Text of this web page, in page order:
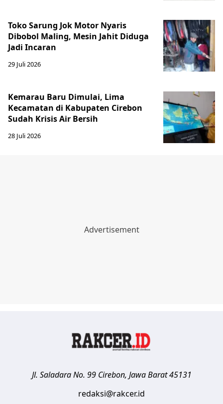
Toko Sarung Jok Motor Nyaris
Dibobol Maling, Mesin Jahit Diduga
Jadi Incaran
29 Juli 2026
Kemarau Baru Dimulai, Lima
Kecamatan di Kabupaten Cirebon
Sudah Krisis Air Bersih
28 Juli 2026
Jl. Saladara No. 99 Cirebon, Jawa Barat 45131
redaksi@rakcer.id